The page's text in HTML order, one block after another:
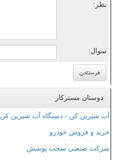
نظر:
سوال:
دوستان مسترکار
آب شیرین کن - دستگاه آب شیرین کن
خرید و فروش خودرو
شرکت صنعتی سخت پوشش